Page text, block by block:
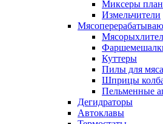
Миксеры
Измельчители
Куттеры
Пилы для мяса
Шприцы
Пельменные
Дегидраторы
Автоклавы